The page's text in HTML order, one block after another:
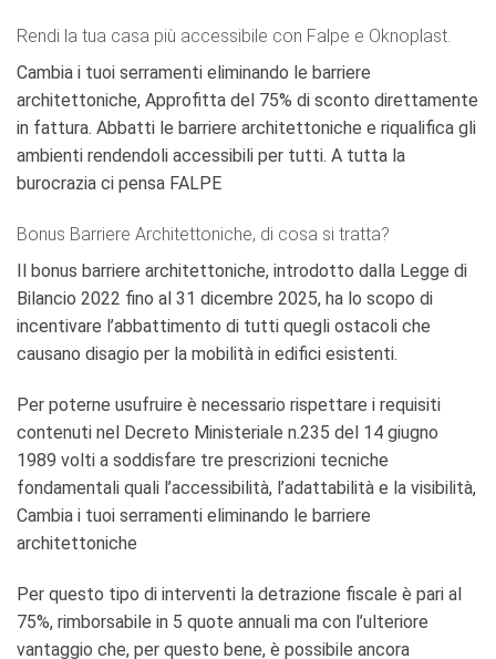
Rendi la tua casa più accessibile con Falpe e Oknoplast.
Cambia i tuoi serramenti eliminando le barriere
architettoniche, Approfitta del 75% di sconto direttamente
in fattura. Abbatti le barriere architettoniche e riqualifica gli
ambienti rendendoli accessibili per tutti. A tutta la
burocrazia ci pensa FALPE
Bonus Barriere Architettoniche, di cosa si tratta?
Il bonus barriere architettoniche, introdotto dalla Legge di
Bilancio 2022 fino al 31 dicembre 2025, ha lo scopo di
incentivare l’abbattimento di tutti quegli ostacoli che
causano disagio per la mobilità in edifici esistenti.
Per poterne usufruire è necessario rispettare i requisiti
contenuti nel Decreto Ministeriale n.235 del 14 giugno
1989 volti a soddisfare tre prescrizioni tecniche
fondamentali quali l’accessibilità, l’adattabilità e la visibilità,
Cambia i tuoi serramenti eliminando le barriere
architettoniche
Per questo tipo di interventi la detrazione fiscale è pari al
75%, rimborsabile in 5 quote annuali ma con l’ulteriore
vantaggio che, per questo bene, è possibile ancora